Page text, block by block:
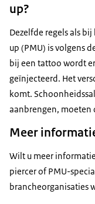
up?
Dezelfde regels als
up (PMU) is volgens
bij een tattoo wordt
geïnjecteerd. Het
komt.
aanbrengen, moeten
Meer
Wilt u meer
piercer of PMU-
brancheorganisaties